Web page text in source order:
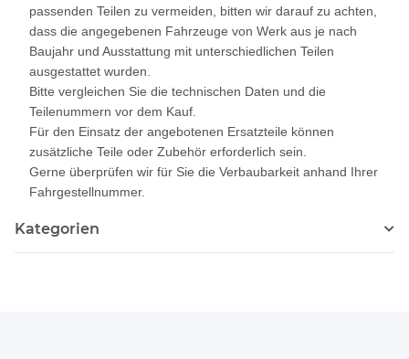
passenden Teilen zu vermeiden, bitten wir darauf zu achten,
dass die angegebenen Fahrzeuge von Werk aus je nach
Baujahr und Ausstattung mit unterschiedlichen Teilen
ausgestattet wurden.
Bitte vergleichen Sie die technischen Daten und die
Teilenummern vor dem Kauf.
Für den Einsatz der angebotenen Ersatzteile können
zusätzliche Teile oder Zubehör erforderlich sein.
Gerne überprüfen wir für Sie die Verbaubarkeit anhand Ihrer
Fahrgestellnummer.
Kategorien